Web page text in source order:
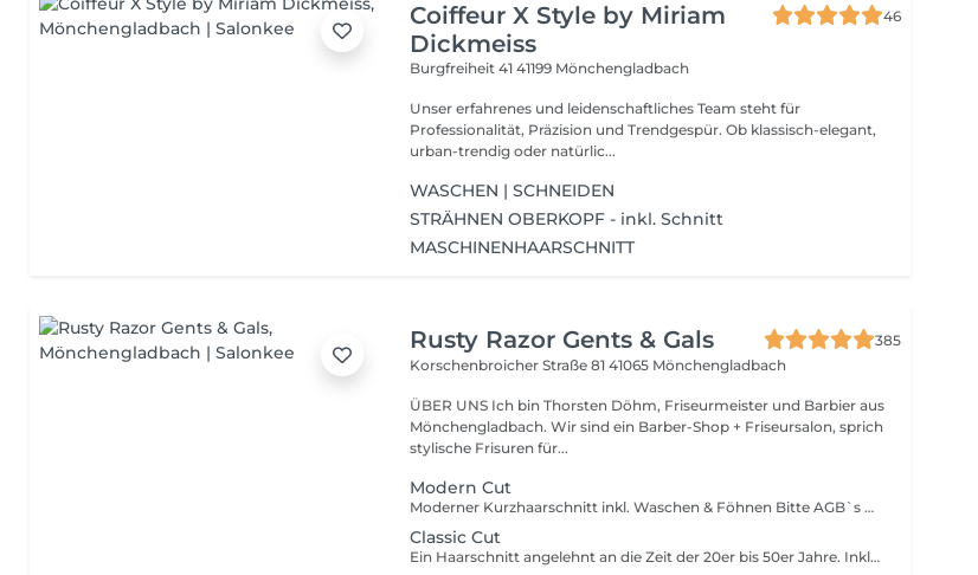
Coiffeur X Style by Miriam
Dickmeiss
46
Burgfreiheit 4141199 Mönchengladbach
Unser erfahrenes und leidenschaftliches Team steht für
Professionalität, Präzision und Trendgespür. Ob klassisch-elegant,
urban-trendig oder natürlic...
WASCHEN | SCHNEIDEN
STRÄHNEN OBERKOPF - inkl. Schnitt
MASCHINENHAARSCHNITT
Rusty Razor Gents & Gals
385
Korschenbroicher Straße 8141065 Mönchengladbach
ÜBER UNS Ich bin Thorsten Döhm, Friseurmeister und Barbier aus
Mönchengladbach. Wir sind ein Barber-Shop + Friseursalon, sprich
stylische Frisuren für...
Modern Cut
Moderner Kurzhaarschnitt inkl. Waschen & Föhnen Bitte AGB`s beachten!
Classic Cut
Ein Haarschnitt angelehnt an die Zeit der 20er bis 50er Jahre. Inkl. Waschen & Föhnen Bitte AGB`s beachten!